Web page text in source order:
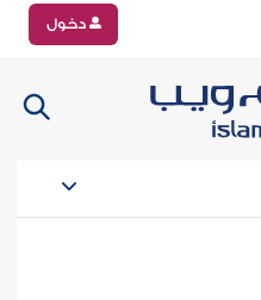
دخول